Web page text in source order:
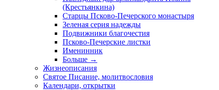
(Крестьянкина)
Старцы Псково-Печерского монастыря
Зеленая серия надежды
Подвижники благочестия
Псково-Печерские листки
Именинник
Больше →
Жизнеописания
Святое Писание, молитвословия
Календари, открытки